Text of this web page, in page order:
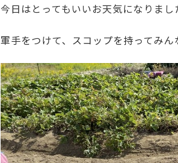
今日はとってもいいお天気になりまし
軍手をつけて、スコップを持ってみん